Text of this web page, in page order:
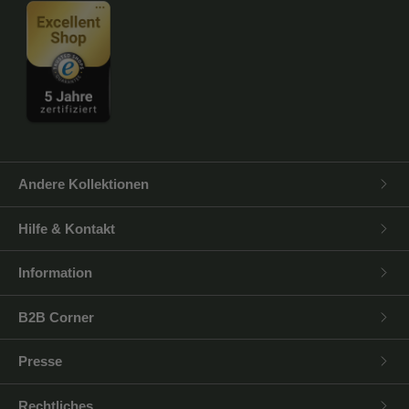
Andere Kollektionen
Hilfe & Kontakt
Information
B2B Corner
Presse
Rechtliches